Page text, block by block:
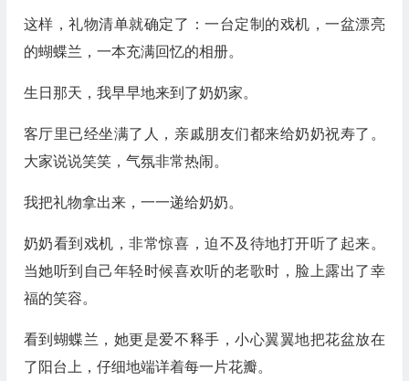
这样，礼物清单就确定了：一台定制的戏机，一盆漂亮
的蝴蝶兰，一本充满回忆的相册。
生日那天，我早早地来到了奶奶家。
客厅里已经坐满了人，亲戚朋友们都来给奶奶祝寿了。
大家说说笑笑，气氛非常热闹。
我把礼物拿出来，一一递给奶奶。
奶奶看到戏机，非常惊喜，迫不及待地打开听了起来。
当她听到自己年轻时候喜欢听的老歌时，脸上露出了幸
福的笑容。
看到蝴蝶兰，她更是爱不释手，小心翼翼地把花盆放在
了阳台上，仔细地端详着每一片花瓣。